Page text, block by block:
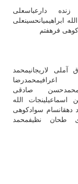
دارعباسعلی
ابراهیمیانحسینعلی
فرهفتم
آملی لاریجانیمحمد
صادقی
اسماعیلینجات الله
دهقانسام سوادکوهی
طحان نظیفمحمد